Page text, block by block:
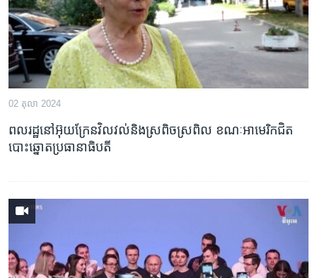
02 តុលា 2024
ពលរដ្ឋ​នៅ​អ៊ុយក្រែន​វិលវល់​និង​ស្រពិចស្រពិល ខណៈ​អាមេរិក​ជិត​
បោះឆ្នោត​ប្រធានាធិបតី